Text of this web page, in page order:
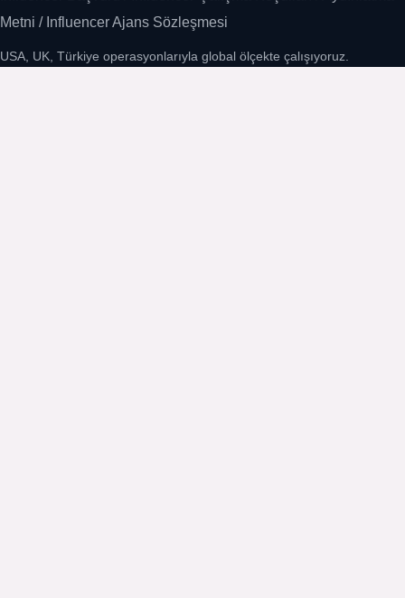
Metni / Influencer Ajans Sözleşmesi
USA, UK, Türkiye operasyonlarıyla global ölçekte çalışıyoruz.